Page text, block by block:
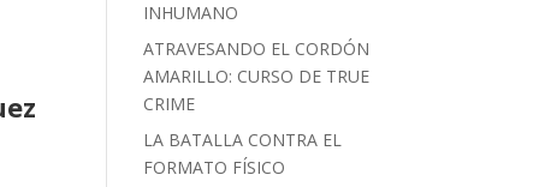
INHUMANO
ATRAVESANDO EL CORDÓN
AMARILLO: CURSO DE TRUE
CRIME
LA BATALLA CONTRA EL
FORMATO FÍSICO